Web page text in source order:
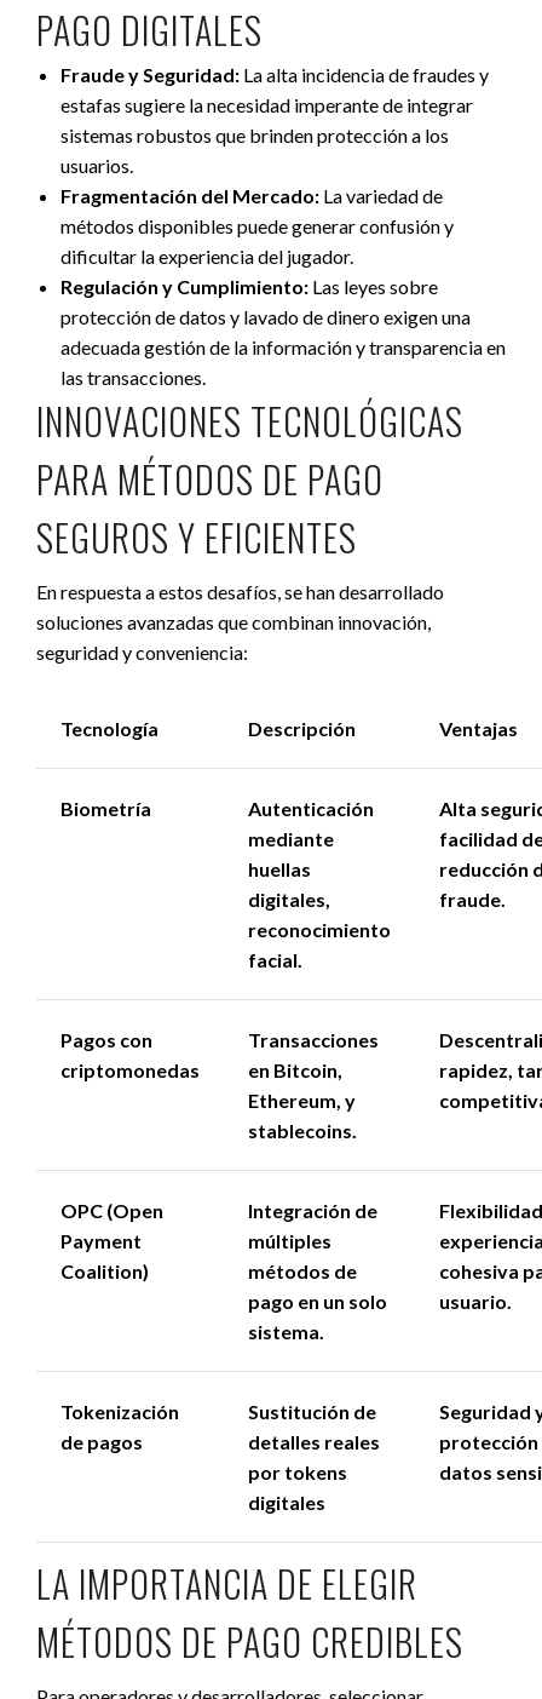
PAGO DIGITALES
Fraude y Seguridad: La alta incidencia de fraudes y
estafas sugiere la necesidad imperante de integrar
sistemas robustos que brinden protección a los
usuarios.
Fragmentación del Mercado: La variedad de
métodos disponibles puede generar confusión y
dificultar la experiencia del jugador.
Regulación y Cumplimiento: Las leyes sobre
protección de datos y lavado de dinero exigen una
adecuada gestión de la información y transparencia en
las transacciones.
INNOVACIONES TECNOLÓGICAS
PARA MÉTODOS DE PAGO
SEGUROS Y EFICIENTES
En respuesta a estos desafíos, se han desarrollado
soluciones avanzadas que combinan innovación,
seguridad y conveniencia:
Tecnología Descripción Ventajas
Biometría
Autenticación
mediante
huellas
digitales,
reconocimiento
facial.
Alta
facilidad
reducción
fraude.
Pagos con
criptomonedas
Transacciones
en Bitcoin,
Ethereum, y
stablecoins.
rapidez,
OPC (Open
Payment
Coalition)
Integración de
múltiples
métodos de
pago en un solo
sistema.
cohesiva
usuario.
Tokenización
de pagos
Sustitución de
detalles reales
por tokens
digitales
Seguridad
protección
datos
LA IMPORTANCIA DE ELEGIR
MÉTODOS DE PAGO CREDIBLES